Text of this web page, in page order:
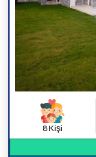
8 Kişi